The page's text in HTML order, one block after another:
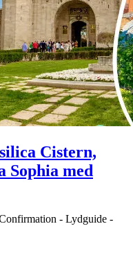
Cistern,
Sophia med
- Lydguide -